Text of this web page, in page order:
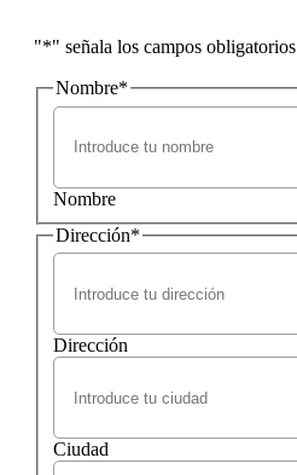
"*" señala los campos obligatorios
Nombre*
Nombre
Dirección*
Dirección
Ciudad